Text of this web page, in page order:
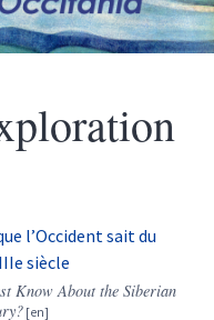
l’Occident sait du
siècle
Know About the Siberian